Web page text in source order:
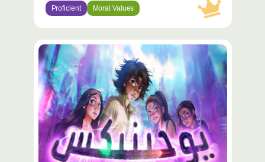
Proficient Moral Values
محتوى
مميّز